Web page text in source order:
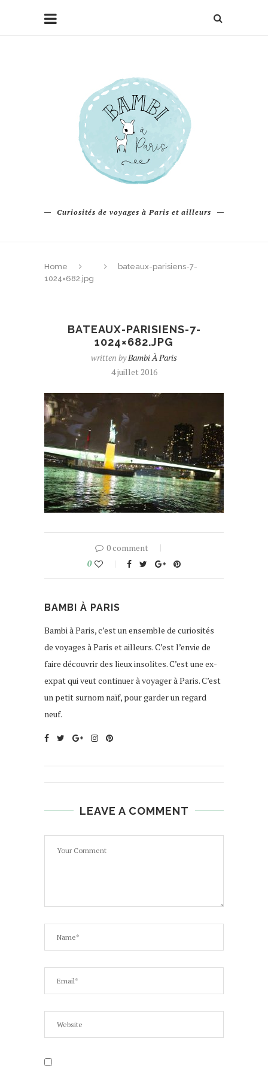
Curiosités de voyages à Paris et ailleurs
Home
bateaux-parisiens-7-
1024×682.jpg
BATEAUX-PARISIENS-7-
1024×682.JPG
written byBambi À Paris
4 juillet 2016
0 comment
0
BAMBI À PARIS
Bambi à Paris, c’est un ensemble de curiosités
de voyages à Paris et ailleurs. C’est l’envie de
faire découvrir des lieux insolites. C’est une ex-
expat qui veut continuer à voyager à Paris. C’est
un petit surnom naïf, pour garder un regard
neuf.
LEAVE A COMMENT